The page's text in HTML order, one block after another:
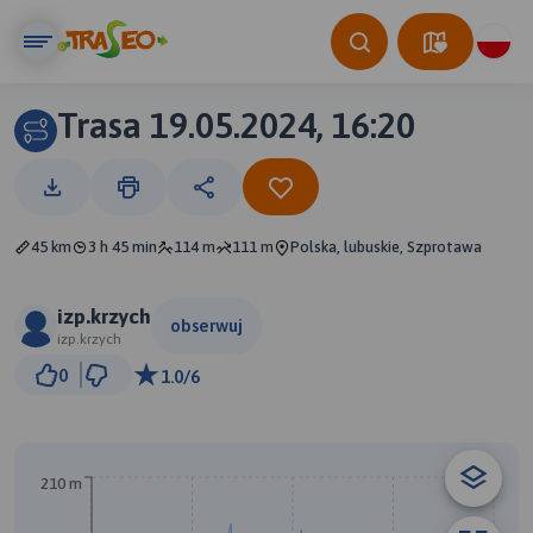
Trasa 19.05.2024, 16:20
45 km 3 h 45 min 114 m 111 m Polska, lubuskie, Szprotawa
izp.krzych
izp.krzych
obserwuj
0 1.0/6
210 m